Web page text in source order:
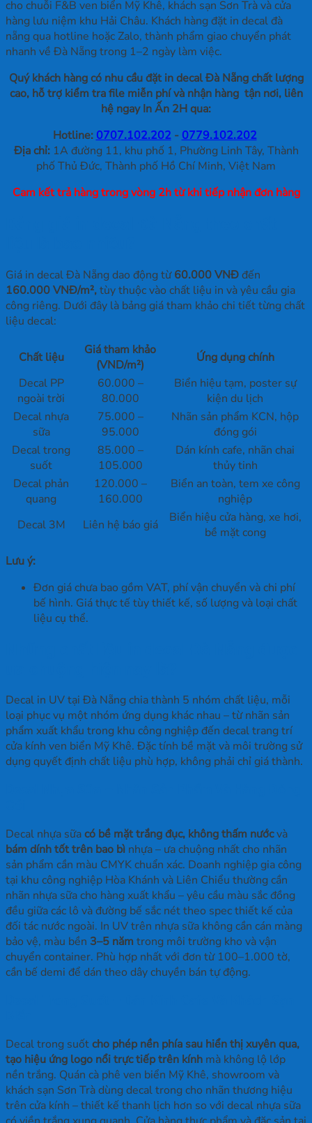
cho chuỗi F&B ven biển Mỹ Khê, khách sạn Sơn Trà và cửa
hàng lưu niệm khu Hải Châu. Khách hàng đặt in decal đà
nẵng qua hotline hoặc Zalo, thành phẩm giao chuyển phát
nhanh về Đà Nẵng trong 1–2 ngày làm việc.
Quý khách hàng có nhu cầu đặt in decal Đà Nẵng chất lượng
cao, hỗ trợ kiểm tra file miễn phí và nhận hàng tận nơi, liên
hệ ngay In Ấn 2H qua:
Hotline: 0707.102.202- 0779.102.202
Địa chỉ:1A đường 11, khu phố 1, Phường Linh Tây, Thành
phố Thủ Đức, Thành phố Hồ Chí Minh, Việt Nam
Cam kết trả hàng trong vòng 2h từ khi tiếp nhận đơn hàng
Giá in decal Đà Nẵng dao động từ60.000 VNĐđến
160.000 VNĐ/m²,tùy thuộc vào chất liệu in và yêu cầu gia
công riêng. Dưới đây là bảng giá tham khảo chi tiết từng chất
liệu decal:
Chất liệu
Giá tham khảo
(VND/m²)
Ứng dụng chính
Decal PP
ngoài trời
60.000 –
80.000
Biển hiệu tạm, poster sự
kiện du lịch
Decal nhựa
sữa
75.000 –
95.000
Nhãn sản phẩm KCN, hộp
đóng gói
Decal trong
suốt
85.000 –
105.000
Dán kính cafe, nhãn chai
thủy tinh
Decal phản
quang
120.000 –
160.000
Biển an toàn, tem xe công
nghiệp
Decal 3M
Liên hệ báo giá
Biển hiệu cửa hàng, xe hơi,
bề mặt cong
Lưu ý:
Đơn giá chưa bao gồm VAT, phí vận chuyển và chi phí
bế hình. Giá thực tế tùy thiết kế, số lượng và loại chất
liệu cụ thể.
Decal in UV tại Đà Nẵng chia thành 5 nhóm chất liệu, mỗi
loại phục vụ một nhóm ứng dụng khác nhau – từ nhãn sản
phẩm xuất khẩu trong khu công nghiệp đến decal trang trí
cửa kính ven biển Mỹ Khê. Đặc tính bề mặt và môi trường sử
dụng quyết định chất liệu phù hợp, không phải chỉ giá thành.
Decal nhựa sữacó bề mặt trắng đục, không thấm nướcvà
bám dính tốt trên bao bì nhựa – ưa chuộng nhất cho nhãn
sản phẩm cần màu CMYK chuẩn xác. Doanh nghiệp gia công
tại khu công nghiệp Hòa Khánh và Liên Chiểu thường cần
nhãn nhựa sữa cho hàng xuất khẩu – yêu cầu màu sắc đồng
đều giữa các lô và đường bế sắc nét theo spec thiết kế của
đối tác nước ngoài. In UV trên nhựa sữa không cần cán màng
bảo vệ, màu bền 3–5 năm trong môi trường kho và vận
chuyển container. Phù hợp nhất với đơn từ 100–1.000 tờ,
cần bế demi để dán theo dây chuyền bán tự động.
Decal trong suốtcho phép nền phía sau hiển thị xuyên qua,
tạo hiệu ứng logo nổi trực tiếp trên kính mà không lộ lớp
nền trắng. Quán cà phê ven biển Mỹ Khê, showroom và
khách sạn Sơn Trà dùng decal trong cho nhãn thương hiệu
trên cửa kính – thiết kế thanh lịch hơn so với decal nhựa sữa